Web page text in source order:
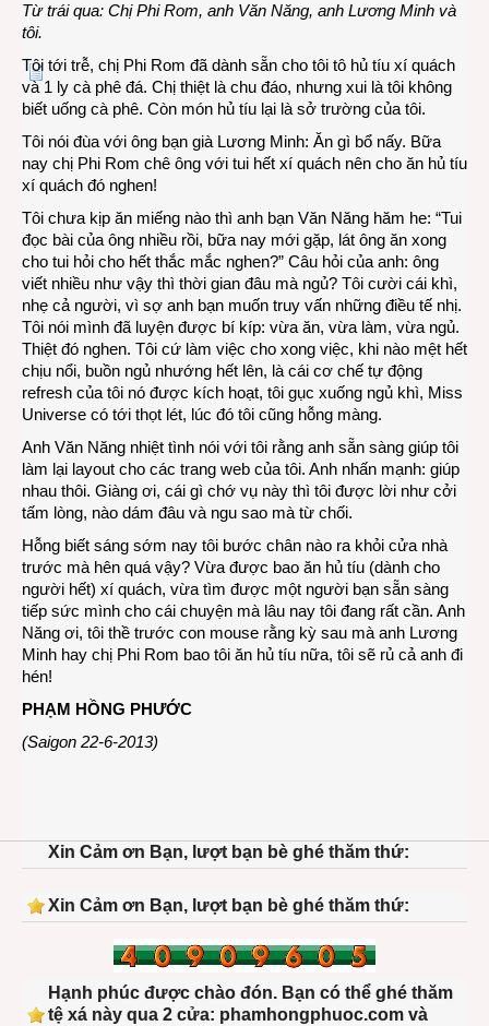
Từ trái qua: Chị Phi Rom, anh Văn Năng, anh Lương Minh và
tôi.
Tôi tới trễ, chị Phi Rom đã dành sẵn cho tôi tô hủ tíu xí quách
và 1 ly cà phê đá. Chị thiệt là chu đáo, nhưng xui là tôi không
biết uống cà phê. Còn món hủ tíu lại là sở trường của tôi.
Tôi nói đùa với ông bạn già Lương Minh: Ăn gì bổ nấy. Bữa
nay chị Phi Rom chê ông với tui hết xí quách nên cho ăn hủ tíu
xí quách đó nghen!
Tôi chưa kịp ăn miếng nào thì anh bạn Văn Năng hăm he: “Tui
đọc bài của ông nhiều rồi, bữa nay mới gặp, lát ông ăn xong
cho tui hỏi cho hết thắc mắc nghen?” Câu hỏi của anh: ông
viết nhiều như vậy thì thời gian đâu mà ngủ? Tôi cười cái khì,
nhẹ cả người, vì sợ anh bạn muốn truy vấn những điều tế nhị.
Tôi nói mình đã luyện được bí kíp: vừa ăn, vừa làm, vừa ngủ.
Thiệt đó nghen. Tôi cứ làm việc cho xong việc, khi nào mệt hết
chịu nổi, buồn ngủ nhướng hết lên, là cái cơ chế tự động
refresh của tôi nó được kích hoạt, tôi gục xuống ngủ khì, Miss
Universe có tới thọt lét, lúc đó tôi cũng hỗng màng.
Anh Văn Năng nhiệt tình nói với tôi rằng anh sẵn sàng giúp tôi
làm lại layout cho các trang web của tôi. Anh nhấn mạnh: giúp
nhau thôi. Giàng ơi, cái gì chớ vụ này thì tôi được lời như cởi
tấm lòng, nào dám đâu và ngu sao mà từ chối.
Hỗng biết sáng sớm nay tôi bước chân nào ra khỏi cửa nhà
trước mà hên quá vậy? Vừa được bao ăn hủ tíu (dành cho
người hết) xí quách, vừa tìm được một người bạn sẵn sàng
tiếp sức mình cho cái chuyện mà lâu nay tôi đang rất cần. Anh
Năng ơi, tôi thề trước con mouse rằng kỳ sau mà anh Lương
Minh hay chị Phi Rom bao tôi ăn hủ tíu nữa, tôi sẽ rủ cả anh đi
hén!
PHẠM HỒNG PHƯỚC
(Saigon 22-6-2013)
Xin Cảm ơn Bạn, lượt bạn bè ghé thăm thứ:
Xin Cảm ơn Bạn, lượt bạn bè ghé thăm thứ:
Hạnh phúc được chào đón. Bạn có thể ghé thăm
tệ xá này qua 2 cửa: phamhongphuoc.com và